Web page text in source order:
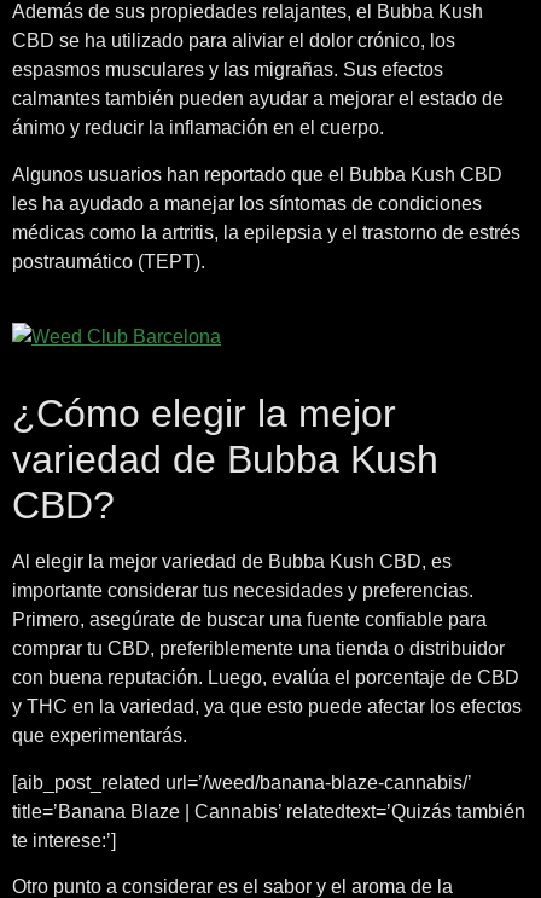
Además de sus propiedades relajantes, el Bubba Kush
CBD se ha utilizado para aliviar el dolor crónico, los
espasmos musculares y las migrañas. Sus efectos
calmantes también pueden ayudar a mejorar el estado de
ánimo y reducir la inflamación en el cuerpo.
Algunos usuarios han reportado que el Bubba Kush CBD
les ha ayudado a manejar los síntomas de condiciones
médicas como la artritis, la epilepsia y el trastorno de estrés
postraumático (TEPT).
¿Cómo elegir la mejor
variedad de Bubba Kush
CBD?
Al elegir la mejor variedad de Bubba Kush CBD, es
importante considerar tus necesidades y preferencias.
Primero, asegúrate de buscar una fuente confiable para
comprar tu CBD, preferiblemente una tienda o distribuidor
con buena reputación. Luego, evalúa el porcentaje de CBD
y THC en la variedad, ya que esto puede afectar los efectos
que experimentarás.
[aib_post_related url=’/weed/banana-blaze-cannabis/’
title=’Banana Blaze | Cannabis’ relatedtext=’Quizás también
te interese:’]
Otro punto a considerar es el sabor y el aroma de la